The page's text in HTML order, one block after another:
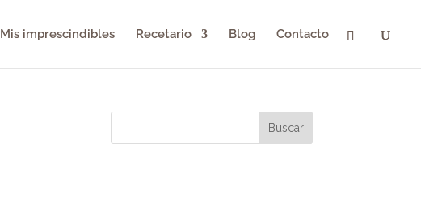
Mis imprescindibles Recetario Blog Contacto
Buscar